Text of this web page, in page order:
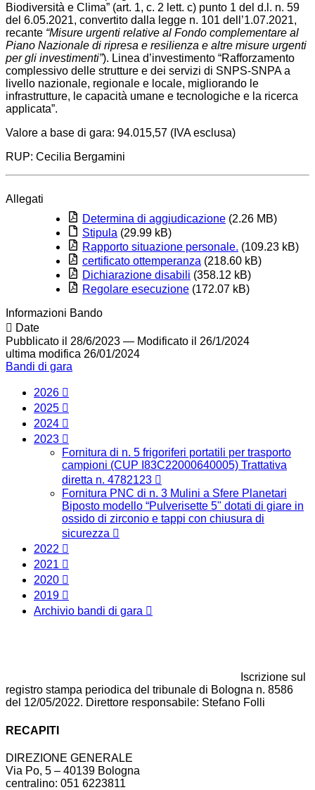
Biodiversità e Clima” (art. 1, c. 2 lett. c) punto 1 del d.l. n. 59
del 6.05.2021, convertito dalla legge n. 101 dell’1.07.2021,
recante “Misure urgenti relative al Fondo complementare al
Piano Nazionale di ripresa e resilienza e altre misure urgenti
per gli investimenti”). Linea d’investimento “Rafforzamento
complessivo delle strutture e dei servizi di SNPS-SNPA a
livello nazionale, regionale e locale, migliorando le
infrastrutture, le capacità umane e tecnologiche e la ricerca
applicata”.
Valore a base di gara: 94.015,57 (IVA esclusa)
RUP: Cecilia Bergamini
Allegati
Determina di aggiudicazione (2.26 MB)
Stipula (29.99 kB)
Rapporto situazione personale. (109.23 kB)
certificato ottemperanza (218.60 kB)
Dichiarazione disabili (358.12 kB)
Regolare esecuzione (172.07 kB)
Informazioni Bando
Date
Pubblicato il 28/6/2023 — Modificato il 26/1/2024
ultima modifica 26/01/2024
Bandi di gara
2026
2025
2024
2023
Fornitura di n. 5 frigoriferi portatili per trasporto
campioni (CUP I83C22000640005) Trattativa
diretta n. 4782123
Fornitura PNC di n. 3 Mulini a Sfere Planetari
Biposto modello “Pulverisette 5" dotati di giare in
ossido di zirconio e tappi con chiusura di
sicurezza
2022
2021
2020
2019
Archivio bandi di gara
Iscrizione sul
registro stampa periodica del tribunale di Bologna n. 8586
del 12/05/2022. Direttore responsabile: Stefano Folli
RECAPITI
DIREZIONE GENERALE
Via Po, 5 – 40139 Bologna
centralino: 051 6223811